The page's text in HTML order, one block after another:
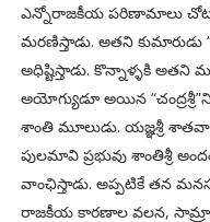
ఎన్నోరాజకీయ పరిణామాలు చోటు
మరణిస్తాడు. అతని కుమారుడు
అధిష్టిస్తాడు. కొన్నాళ్ళకి అతని
అయోగ్యుడూ అయిన
శాంతి మూలుడు. యజ్ఞశ్రీ
పులమావి ప్రభువు శాంతిశ్రీ
వాంఛిస్తాడు. అప్పటికే తన
రాజకీయ కారణాల వలన, సామ్రాజ్య